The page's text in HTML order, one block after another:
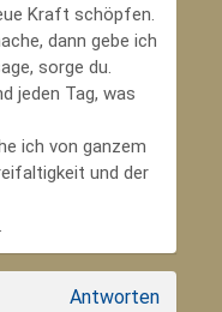
Kraft schöpfen.
dann gebe ich
sorge du.
jeden Tag, was
ich von ganzem
und der
Antworten